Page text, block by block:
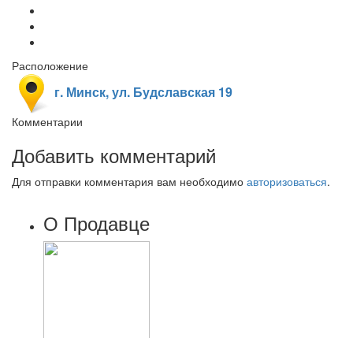
Расположение
г. Минск, ул. Будславская 19
Комментарии
Добавить комментарий
Для отправки комментария вам необходимо авторизоваться.
О Продавце